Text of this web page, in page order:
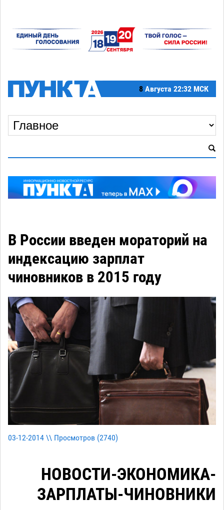
8 Августа 22:32 МСК
В России введен мораторий на
индексацию зарплат
чиновников в 2015 году
03-12-2014 \\ Просмотров (2740)
НОВОСТИ-ЭКОНОМИКА-
ЗАРПЛАТЫ-ЧИНОВНИКИ